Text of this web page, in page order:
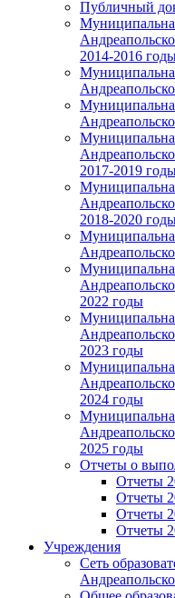
Публичный
2014-2016
2017-2019
2018-2020
2022 годы
2023 годы
2024 годы
2025 годы
Отчеты о
Отчеты
Отчеты
Отчеты
Отчеты
Учреждения
Сеть